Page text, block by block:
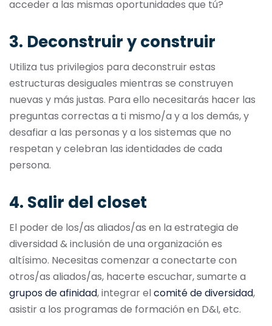
acceder a las mismas oportunidades que tú?
3. Deconstruir y construir
Utiliza tus privilegios para deconstruir estas
estructuras desiguales mientras se construyen
nuevas y más justas. Para ello necesitarás hacer las
preguntas correctas a ti mismo/a y a los demás, y
desafiar a las personas y a los sistemas que no
respetan y celebran las identidades de cada
persona.
4. Salir del closet
El poder de los/as aliados/as en la estrategia de
diversidad & inclusión de una organización es
altísimo. Necesitas comenzar a conectarte con
otros/as aliados/as, hacerte escuchar, sumarte a
grupos de afinidad, integrar elcomité de diversidad,
asistir a los programas de formación en D&I, etc.